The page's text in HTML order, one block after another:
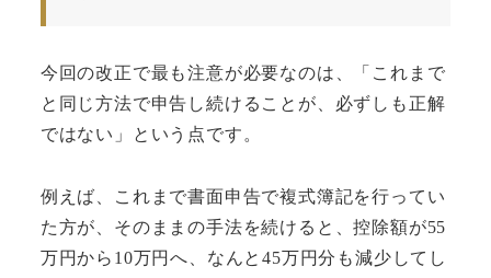
今回の改正で最も注意が必要なのは、「これまで
と同じ方法で申告し続けることが、必ずしも正解
ではない」という点です。
例えば、これまで書面申告で複式簿記を行ってい
た方が、そのままの手法を続けると、控除額が55
万円から10万円へ、なんと45万円分も減少してし